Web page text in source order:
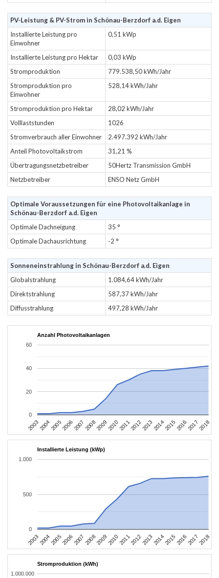
PV-Leistung & PV-Strom in Schönau-Berzdorf a.d. Eigen
Installierte Leistung pro
Einwohner
0,51 kWp
Installierte Leistung pro Hektar
0,03 kWp
Stromproduktion
779.538,50 kWh/Jahr
Stromproduktion pro
Einwohner
528,14 kWh/Jahr
Stromproduktion pro Hektar
28,02 kWh/Jahr
Volllaststunden
1026
Stromverbrauch aller Einwohner
2.497.392 kWh/Jahr
Anteil Photovoltaikstrom
31,21 %
Übertragungsnetzbetreiber
50Hertz Transmission GmbH
Netzbetreiber
ENSO Netz GmbH
Optimale Voraussetzungen für eine Photovoltaikanlage in
Schönau-Berzdorf a.d. Eigen
Optimale Dachneigung
35 °
Optimale Dachausrichtung
-2 °
Sonneneinstrahlung in Schönau-Berzdorf a.d. Eigen
Globalstrahlung
1.084,64 kWh/Jahr
Direktstrahlung
587,37 kWh/Jahr
Diffusstrahlung
497,28 kWh/Jahr
Anzahl Photovoltaikanlagen
2003200420052006200720082009201020112012201320142015201620172018
0
20
40
60
Installierte Leistung (kWp)
2003200420052006200720082009201020112012201320142015201620172018
0
500
1.000
Stromproduktion (kWh)
1.000.000